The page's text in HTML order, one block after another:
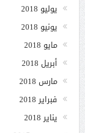
يوليو 2018
يونيو 2018
مايو 2018
أبريل 2018
مارس 2018
فبراير 2018
يناير 2018